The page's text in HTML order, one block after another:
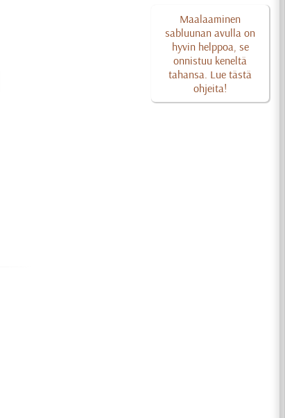
Maalaaminen
sabluunan avulla on
hyvin helppoa, se
onnistuu keneltä
tahansa. Lue tästä
ohjeita!